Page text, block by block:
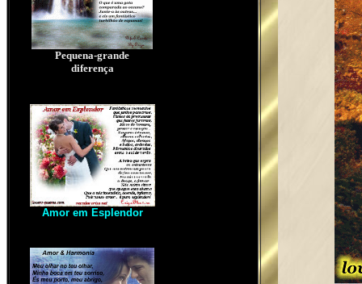
Pequena-grande
diferença
Amor em Esplendor